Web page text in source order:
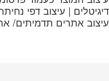
דיגיטלים | עיצוב דפי
עיצוב אתרים תדמיתים/